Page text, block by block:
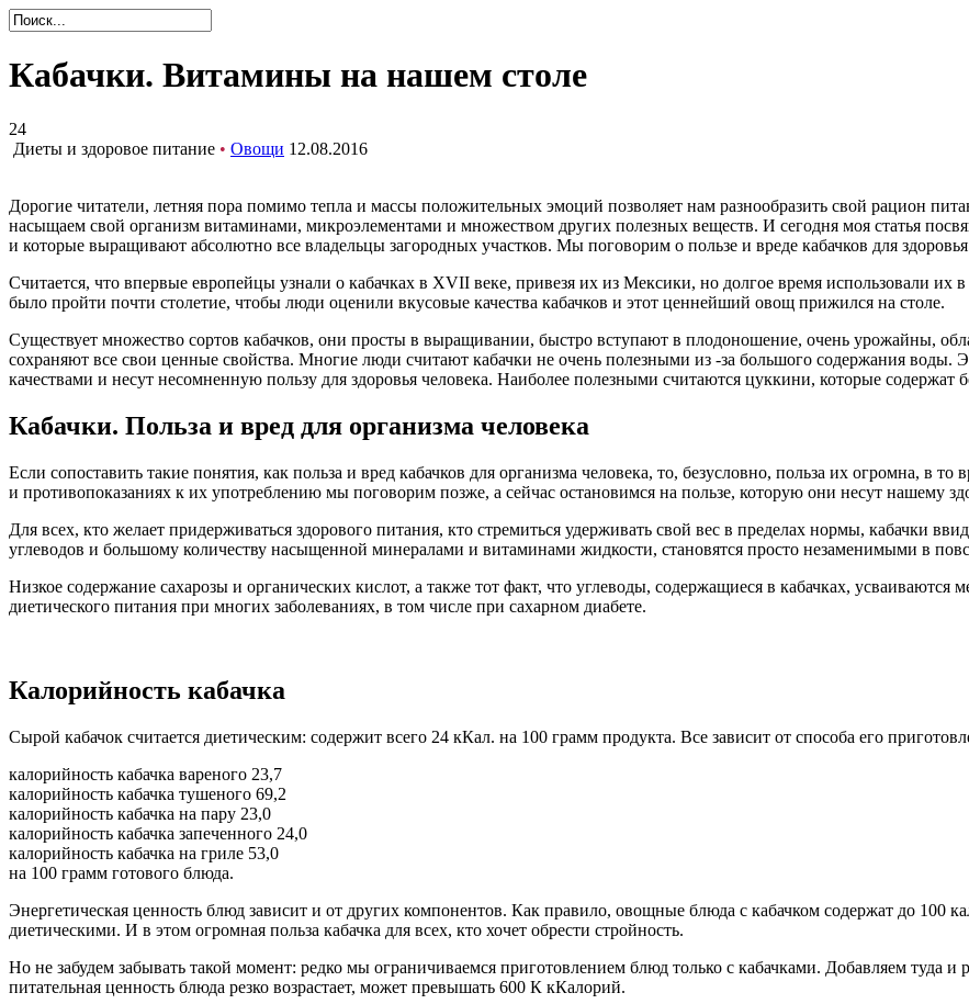
Кабачки. Витамины на нашем столе
24
Диеты и здоровое питание • Овощи 12.08.2016
Дорогие читатели, летняя пора помимо тепла и массы положительных эмоций позволяет нам разнообразить свой рацион
насыщаем свой организм витаминами, микроэлементами и множеством других полезных веществ. И сегодня моя статья
и которые выращивают абсолютно все владельцы загородных участков. Мы поговорим о пользе и вреде кабачков для
Считается, что впервые европейцы узнали о кабачках в XVII веке, привезя их из Мексики, но долгое время использовали
было пройти почти столетие, чтобы люди оценили вкусовые качества кабачков и этот ценнейший овощ прижился на столе.
Существует множество сортов кабачков, они просты в выращивании, быстро вступают в плодоношение, очень урожайны,
сохраняют все свои ценные свойства. Многие люди считают кабачки не очень полезными из -за большого содержания
качествами и несут несомненную пользу для здоровья человека. Наиболее полезными считаются цуккини, которые
Кабачки. Польза и вред для организма человека
Если сопоставить такие понятия, как польза и вред кабачков для организма человека, то, безусловно, польза их огромна, в
и противопоказаниях к их употреблению мы поговорим позже, а сейчас остановимся на пользе, которую они несут нашему
Для всех, кто желает придерживаться здорового питания, кто стремиться удерживать свой вес в пределах нормы, кабачки
углеводов и большому количеству насыщенной минералами и витаминами жидкости, становятся просто незаменимыми в
Низкое содержание сахарозы и органических кислот, а также тот факт, что углеводы, содержащиеся в кабачках, усваиваются
диетического питания при многих заболеваниях, в том числе при сахарном диабете.
Калорийность кабачка
Сырой кабачок считается диетическим: содержит всего 24 кКал. на 100 грамм продукта. Все зависит от способа его
калорийность кабачка вареного 23,7
калорийность кабачка тушеного 69,2
калорийность кабачка на пару 23,0
калорийность кабачка запеченного 24,0
калорийность кабачка на гриле 53,0
на 100 грамм готового блюда.
Энергетическая ценность блюд зависит и от других компонентов. Как правило, овощные блюда с кабачком содержат до 100
диетическими. И в этом огромная польза кабачка для всех, кто хочет обрести стройность.
Но не забудем забывать такой момент: редко мы ограничиваемся приготовлением блюд только с кабачками. Добавляем туда
питательная ценность блюда резко возрастает, может превышать 600 К кКалорий.